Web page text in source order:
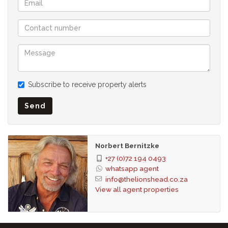
Subscribe to receive property alerts
Send
Norbert Bernitzke
+27 (0)72 194 0493
whatsapp agent
info@thelionshead.co.za
View all agent properties